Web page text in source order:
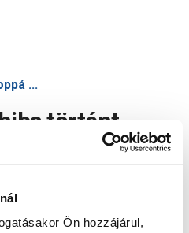
Ön hozzájárul,
...
történt